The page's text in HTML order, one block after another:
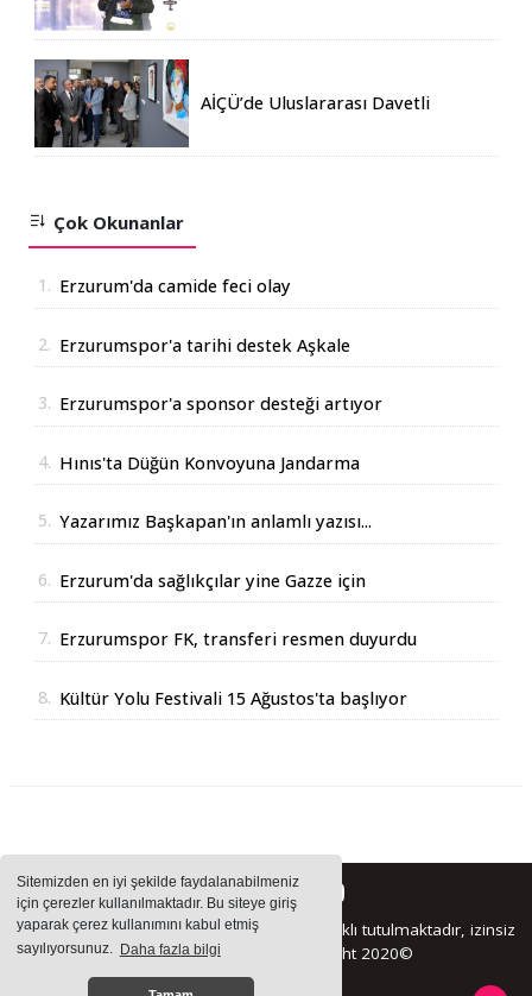
Sitemizden en iyi şekilde faydalanabilmeniz
için çerezler kullanılmaktadır. Bu siteye giriş
yaparak çerez kullanımını kabul etmiş
sayılıyorsunuz. Daha fazla bilgi
AİÇÜ’de Uluslararası Davetli
Çok Okunanlar
1. Erzurum'da camide feci olay
2. Erzurumspor'a tarihi destek Aşkale
3. Erzurumspor'a sponsor desteği artıyor
4. Hınıs'ta Düğün Konvoyuna Jandarma
5. Yazarımız Başkapan'ın anlamlı yazısı...
6. Erzurum'da sağlıkçılar yine Gazze için
7. Erzurumspor FK, transferi resmen duyurdu
8. Kültür Yolu Festivali 15 Ağustos'ta başlıyor
Sitemizde bulunan içeriklerin tüm hakları saklı tutulmaktadır, izinsiz
içerikler kullanılamaz. Copyright 2020©